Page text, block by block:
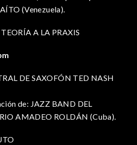
(Venezuela).
A LA PRAXIS
DE SAXOFÓN TED NASH
de: JAZZ BAND DEL
AMADEO ROLDÁN (Cuba).